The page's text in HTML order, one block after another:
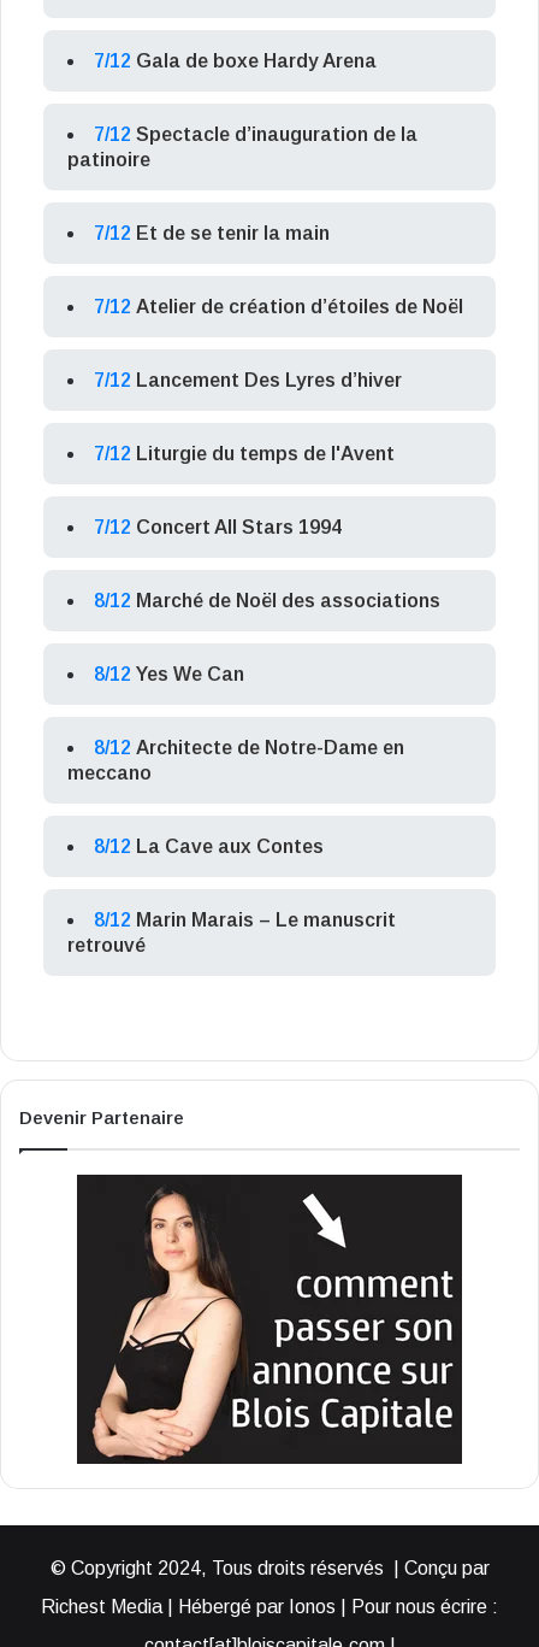
7/12 Gala de boxe Hardy Arena
7/12 Spectacle d’inauguration de la
patinoire
7/12 Et de se tenir la main
7/12 Atelier de création d’étoiles de Noël
7/12 Lancement Des Lyres d’hiver
7/12 Liturgie du temps de l'Avent
7/12 Concert All Stars 1994
8/12 Marché de Noël des associations
8/12 Yes We Can
8/12 Architecte de Notre-Dame en
meccano
8/12 La Cave aux Contes
8/12 Marin Marais – Le manuscrit
retrouvé
Devenir Partenaire
© Copyright 2024, Tous droits réservés | Conçu par
Richest Media | Hébergé par Ionos | Pour nous écrire :